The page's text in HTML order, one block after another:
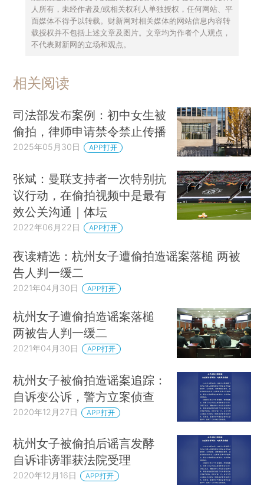
人所有，未经作者及/或相关权利人单独授权，任何网站、平
面媒体不得予以转载。财新网对相关媒体的网站信息内容转
载授权并不包括上述文章及图片。文章均为作者个人观点，
不代表财新网的立场和观点。
相关阅读
司法部发布案例：初中女生被
偷拍，律师申请禁令禁止传播
2025年05月30日 APP打开
张斌：曼联支持者一次特别抗
议行动，在偷拍视频中是最有
效公关沟通｜体坛
2022年06月22日 APP打开
夜读精选：杭州女子遭偷拍造谣案落槌 两被
告人判一缓二
2021年04月30日 APP打开
杭州女子遭偷拍造谣案落槌
两被告人判一缓二
2021年04月30日 APP打开
杭州女子被偷拍造谣案追踪：
自诉变公诉，警方立案侦查
2020年12月27日 APP打开
杭州女子被偷拍后谣言发酵
自诉诽谤罪获法院受理
2020年12月16日 APP打开